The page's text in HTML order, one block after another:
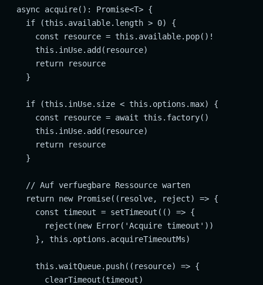
  async acquire(): Promise<T> {
    if (this.available.length > 0) {
      const resource = this.available.pop()!
      this.inUse.add(resource)
      return resource
    }
    if (this.inUse.size < this.options.max) {
      const resource = await this.factory()
      this.inUse.add(resource)
      return resource
    }
    // Auf verfuegbare Ressource warten
    return new Promise((resolve, reject) => {
      const timeout = setTimeout(() => {
        reject(new Error('Acquire timeout'))
      }, this.options.acquireTimeoutMs)
      this.waitQueue.push((resource) => {
        clearTimeout(timeout)